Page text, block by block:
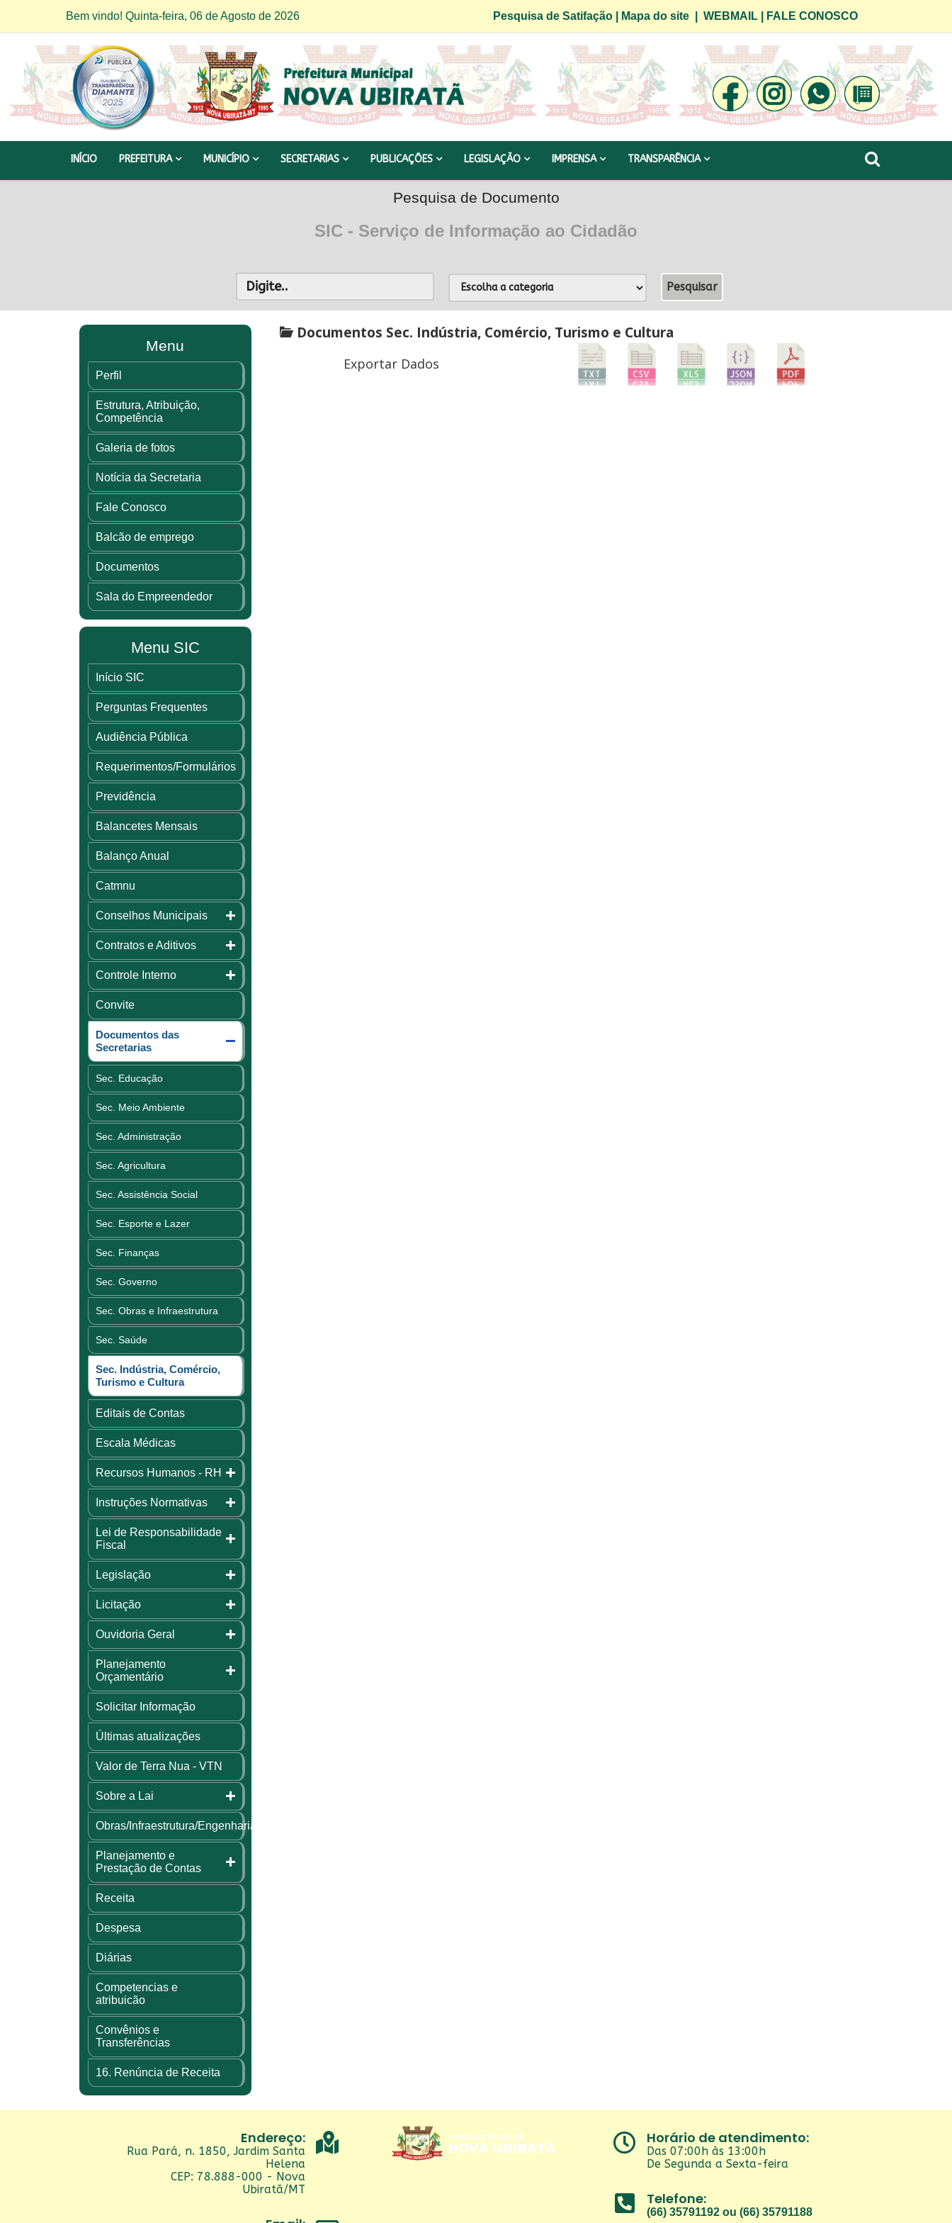
Bem vindo! Quinta-feira, 06 de Agosto de 2026 Pesquisa de Satifação| Mapa do site| WEBMAIL| FALE CONOSCO
INÍCIO PREFEITURA MUNICÍPIO SECRETARIAS PUBLICAÇÕES LEGISLAÇÃO IMPRENSA TRANSPARÊNCIA
Pesquisa de Documento
SIC - Serviço de Informação ao Cidadão
Menu
Perfil
Estrutura, Atribuição,
Competência
Galeria de fotos
Notícia da Secretaria
Fale Conosco
Balcão de emprego
Documentos
Sala do Empreendedor
Menu SIC
Início SIC
Perguntas Frequentes
Audiência Pública
Requerimentos/Formulários
Previdência
Balancetes Mensais
Balanço Anual
Catmnu
Conselhos Municipais
Contratos e Aditivos
Controle Interno
Convite
Documentos das
Secretarias
Sec. Educação
Sec. Meio Ambiente
Sec. Administração
Sec. Agricultura
Sec. Assistência Social
Sec. Esporte e Lazer
Sec. Finanças
Sec. Governo
Sec. Obras e Infraestrutura
Sec. Saúde
Sec. Indústria, Comércio,
Turismo e Cultura
Editais de Contas
Escala Médicas
Recursos Humanos - RH
Instruções Normativas
Lei de Responsabilidade
Fiscal
Legislação
Licitação
Ouvidoria Geral
Planejamento
Orçamentário
Solicitar Informação
Últimas atualizações
Valor de Terra Nua - VTN
Sobre a Lai
Obras/Infraestrutura/Engenharia
Planejamento e
Prestação de Contas
Receita
Despesa
Diárias
Competencias e
atribuicão
Convênios e
Transferências
16. Renúncia de Receita
Documentos Sec. Indústria, Comércio, Turismo e Cultura
Exportar Dados
Endereço:
Rua Pará, n. 1850, Jardim Santa
Helena
CEP: 78.888-000 - Nova
Ubiratã/MT
Horário de atendimento:
Das 07:00h às 13:00h
De Segunda a Sexta-feira
Telefone:
(66) 35791192 ou (66) 35791188